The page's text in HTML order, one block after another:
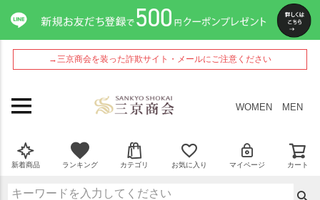
→三京商会を装った詐欺サイト・メールにご注意ください
WOMEN MEN
新着商品 ランキング カテゴリ お気に入り マイページ カート
ペー
ジト
ップ
へ